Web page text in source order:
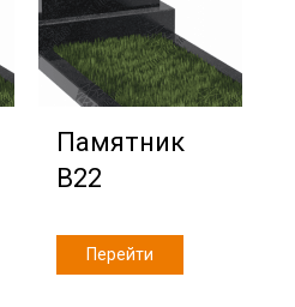
Памятник
В22
Перейти